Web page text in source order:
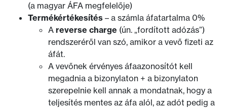
(a magyar ÁFA megfelelője)
Termékértékesítés – a számla áfatartalma 0%
A reverse charge (ún. „fordított adózás”)
rendszeréről van szó, amikor a vevő fizeti az
áfát.
A vevőnek érvényes áfaazonosítót kell
megadnia a bizonylaton + a bizonylaton
szerepelnie kell annak a mondatnak, hogy a
teljesítés mentes az áfa alól, az adót pedig a